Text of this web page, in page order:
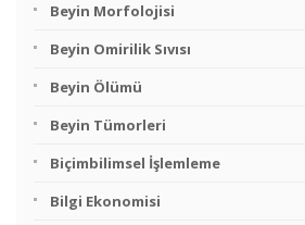
Beyin Morfolojisi
Beyin Omirilik Sıvısı
Beyin Ölümü
Beyin Tümorleri
Biçimbilimsel İşlemleme
Bilgi Ekonomisi